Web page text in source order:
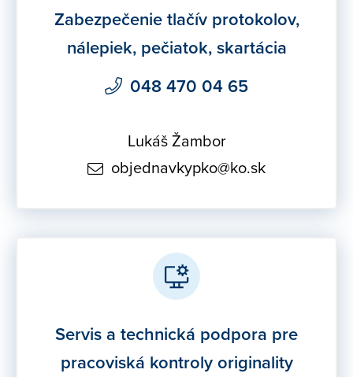
Zabezpečenie tlačív protokolov,
nálepiek, pečiatok, skartácia
048 470 04 65
Lukáš Žambor
objednavkypko@ko.sk
Servis a technická podpora pre
pracoviská kontroly originality